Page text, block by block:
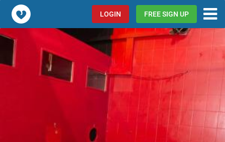
Popcorn.dating LOGIN FREE SIGN UP